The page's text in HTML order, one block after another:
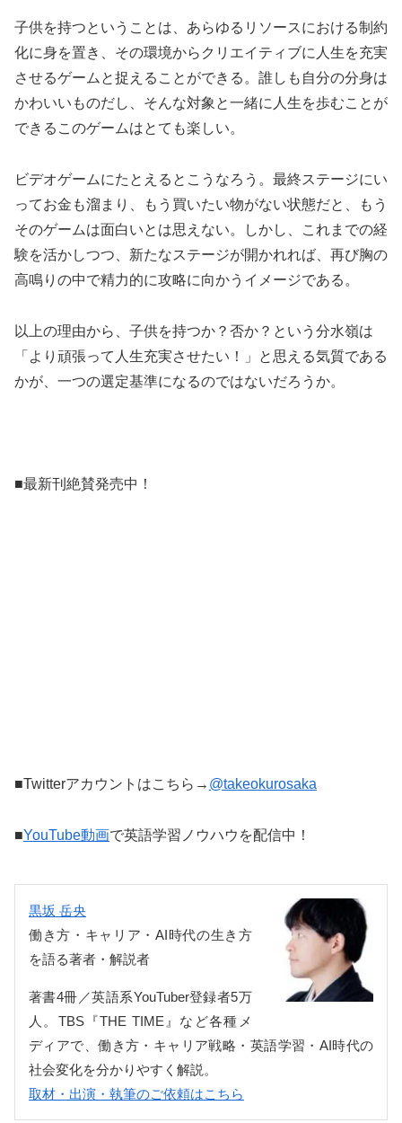
子供を持つということは、あらゆるリソースにおける制約
化に身を置き、その環境からクリエイティブに人生を充実
させるゲームと捉えることができる。誰しも自分の分身は
かわいいものだし、そんな対象と一緒に人生を歩むことが
できるこのゲームはとても楽しい。
ビデオゲームにたとえるとこうなろう。最終ステージにい
ってお金も溜まり、もう買いたい物がない状態だと、もう
そのゲームは面白いとは思えない。しかし、これまでの経
験を活かしつつ、新たなステージが開かれれば、再び胸の
高鳴りの中で精力的に攻略に向かうイメージである。
以上の理由から、子供を持つか？否か？という分水嶺は
「より頑張って人生充実させたい！」と思える気質である
かが、一つの選定基準になるのではないだろうか。
■最新刊絶賛発売中！
■Twitterアカウントはこちら→ @takeokurosaka
■YouTube動画で英語学習ノウハウを配信中！
黒坂 岳央
働き方・キャリア・AI時代の生き方
を語る著者・解説者
著書4冊／英語系YouTuber登録者5万
人。TBS『THE TIME』など各種メ
ディアで、働き方・キャリア戦略・英語学習・AI時代の
社会変化を分かりやすく解説。
取材・出演・執筆のご依頼はこちら